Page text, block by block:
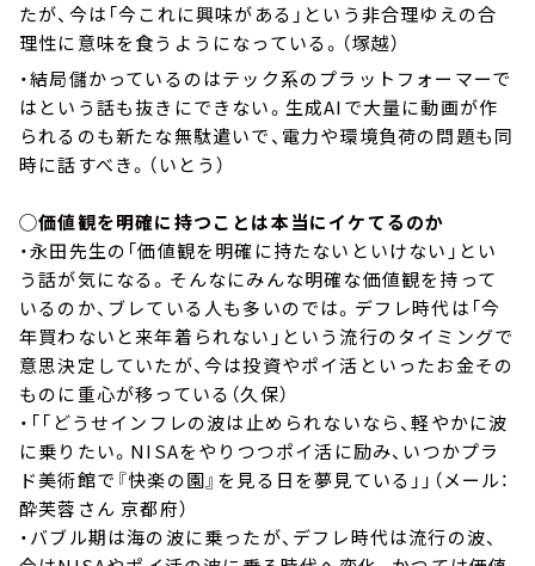
たが、今は「今これに興味がある」という非合理ゆえの合
理性に意味を食うようになっている。（塚越）
・結局儲かっているのはテック系のプラットフォーマーで
はという話も抜きにできない。生成AIで大量に動画が作
られるのも新たな無駄遣いで、電力や環境負荷の問題も同
時に話すべき。（いとう）
◯価値観を明確に持つことは本当にイケてるのか
・永田先生の「価値観を明確に持たないといけない」とい
う話が気になる。そんなにみんな明確な価値観を持って
いるのか、ブレている人も多いのでは。デフレ時代は「今
年買わないと来年着られない」という流行のタイミングで
意思決定していたが、今は投資やポイ活といったお金その
ものに重心が移っている（久保）
・「「どうせインフレの波は止められないなら、軽やかに波
に乗りたい。NISAをやりつつポイ活に励み、いつかプラ
ド美術館で『快楽の園』を見る日を夢見ている」」（メール：
酔芙蓉さん 京都府）
・バブル期は海の波に乗ったが、デフレ時代は流行の波、